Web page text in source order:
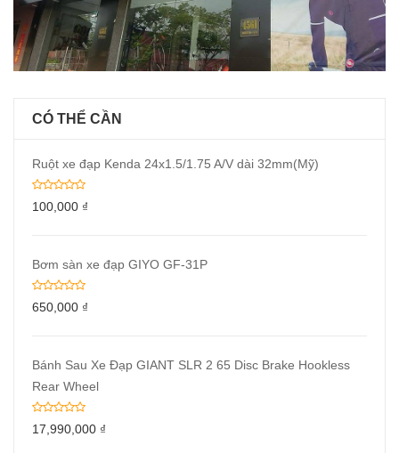
CÓ THỂ CẦN
Ruột xe đạp Kenda 24x1.5/1.75 A/V dài 32mm(Mỹ)
100,000 ₫
Bơm sàn xe đạp GIYO GF-31P
650,000 ₫
Bánh Sau Xe Đạp GIANT SLR 2 65 Disc Brake Hookless
Rear Wheel
17,990,000 ₫